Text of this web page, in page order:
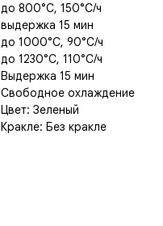
до 800°C, 150°C/ч
выдержка 15 мин
до 1000°C, 90°C/ч
до 1230°C, 110°C/ч
Выдержка 15 мин
Свободное охлаждение
Цвет: Зеленый
Кракле: Без кракле